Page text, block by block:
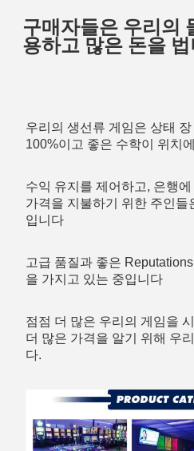
구매자들은 우리의
용하고 많은 돈을
우리의 생선류 게임은 상태
100%이고 좋은 수학이 위치
수익 유지를 제어하고, 은행
가격을 지불하기 위한 주인들
입니다
고급 품질과 좋은
을 가지고 있는 중입니다
점점 더 많은 우리의 게임을
더 많은 가격을 알기 위해 우
다.